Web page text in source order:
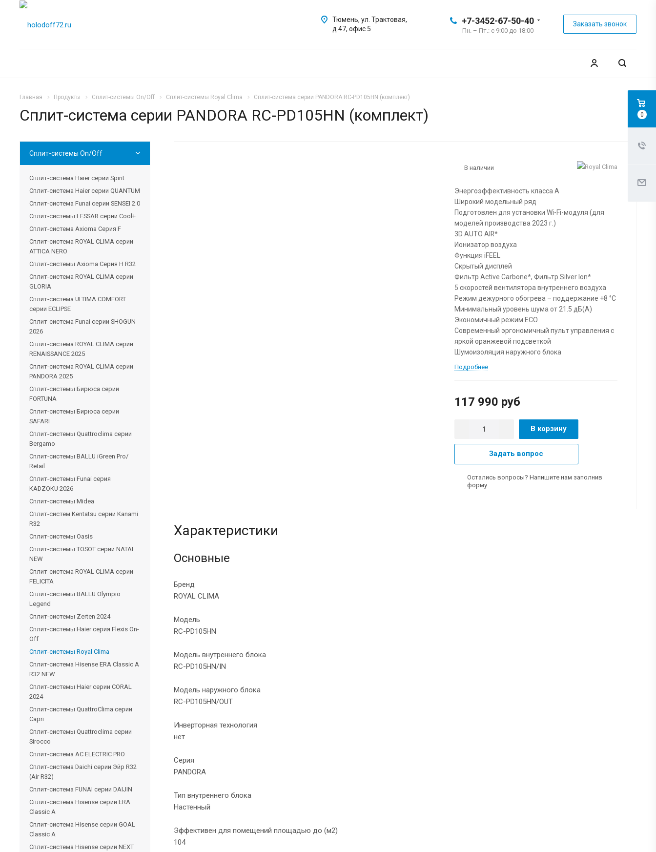
+7-3452-67-50-40
Пн. – Пт.: с 9:00 до 18:00
Заказать звонок
Тюмень, ул. Трактовая,
д.47, офис 5
Главная Продукты Сплит-системы On/Off Сплит-системы Royal Clima Сплит-система серии PANDORA RC-PD105HN (комплект)
Сплит-система серии PANDORA RC-PD105HN (комплект)
В наличии
Энергоэффективность класса А
Широкий модельный ряд
Подготовлен для установки Wi-Fi-модуля (для
моделей производства 2023 г.)
3D AUTO AIR*
Ионизатор воздуха
Функция iFEEL
Скрытый дисплей
Фильтр Active Carbone*, Фильтр Silver Ion*
5 скоростей вентилятора внутреннего воздуха
Режим дежурного обогрева – поддержание +8 °С
Минимальный уровень шума от 21.5 дБ(А)
Экономичный режим ECO
Современный эргономичный пульт управления с
яркой оранжевой подсветкой
Шумоизоляция наружного блока
Подробнее
117 990 руб
В корзину
Задать вопрос
Остались вопросы? Напишите нам заполнив
форму.
Характеристики
Основные
Бренд
ROYAL CLIMA
Модель
RC-PD105HN
Модель внутреннего блока
RC-PD105HN/IN
Модель наружного блока
RC-PD105HN/OUT
Инверторная технология
нет
Серия
PANDORA
Тип внутреннего блока
Настенный
Эффективен для помещений площадью до (м2)
104
Сплит-системы On/Off
Сплит-система Haier серии Spirit
Сплит-система Haier серии QUANTUM
Сплит-система Funai серии SENSEI 2.0
Сплит-системы LESSAR серии Cool+
Сплит-система Axioma Серия F
Сплит-система ROYAL CLIMA серии
ATTICA NERO
Сплит-системы Axioma Серия H R32
Сплит-система ROYAL CLIMA серии
GLORIA
Сплит-система ULTIMA COMFORT
серии ECLIPSE
Сплит-система Funai серии SHOGUN
2026
Сплит-система ROYAL CLIMA серии
RENAISSANCE 2025
Сплит-система ROYAL CLIMA серии
PANDORA 2025
Сплит-системы Бирюса серии
FORTUNA
Сплит-системы Бирюса серии
SAFARI
Сплит-системы Quattroclima серии
Bergamo
Сплит-системы BALLU iGreen Pro/
Retail
Сплит-системы Funai серия
KADZOKU 2026
Сплит-системы Midea
Сплит-систем Kentatsu серии Kanami
R32
Сплит-системы Oasis
Сплит-системы TOSOT серии NATAL
NEW
Сплит-система ROYAL CLIMA серии
FELICITA
Сплит-системы BALLU Olympio
Legend
Сплит-системы Zerten 2024
Сплит-системы Haier серия Flexis On-
Off
Сплит-системы Royal Clima
Сплит-система Hisense ERA Classic A
R32 NEW
Сплит-системы Haier cерии CORAL
2024
Сплит-системы QuattroClima серии
Capri
Сплит-системы Quattroclima серии
Sirocco
Сплит-система AC ELECTRIC PRO
Сплит-система Daichi серии Эйр R32
(Air R32)
Сплит-система FUNAI серии DAIJIN
Сплит-система Hisense серии ERA
Classic A
Сплит-система Hisense серии GOAL
Classic A
Сплит-система Hisense серии NEXT
0